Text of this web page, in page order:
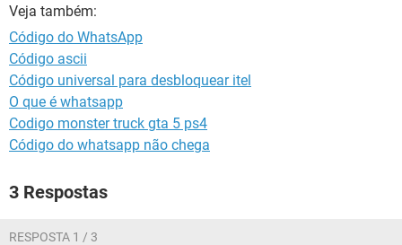
GUIA DE COMPRAS
Veja também:
Código do WhatsApp
Código ascii
Código universal para desbloquear itel
O que é whatsapp
Codigo monster truck gta 5 ps4
Código do whatsapp não chega
3 Respostas
RESPOSTA 1 / 3